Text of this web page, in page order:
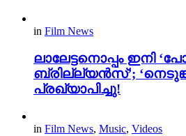
in Film News
ലാലേട്ടനൊപ്പം ഇനി
ബ്രില്ല്യൻസ്’;
പ്രഖ്യാപിച്ചു!
in Film News, Music, Videos